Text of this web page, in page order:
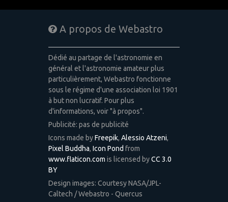
A propos de Webastro
Dédié au partage de l'astronomie en
général et l'astronomie amateur plus
particulièrement, Webastro fonctionne
sous le régime d'une association loi 1901
à but non lucratif. Pour plus
d'informations, voir "à propos".
Publicité: pas de publicité
Icons made byFreepik, Alessio Atzeni,
Pixel Buddha, Icon Pond from
www.flaticon.com is licensed byCC 3.0
BY
Design images: Courtesy NASA/JPL-
Caltech / Webastro - Quercus